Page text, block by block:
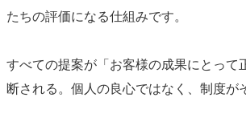
たちの評価になる仕組みです。
すべての提案が「お客様の成果にとって
断される。個人の良心ではなく、制度が